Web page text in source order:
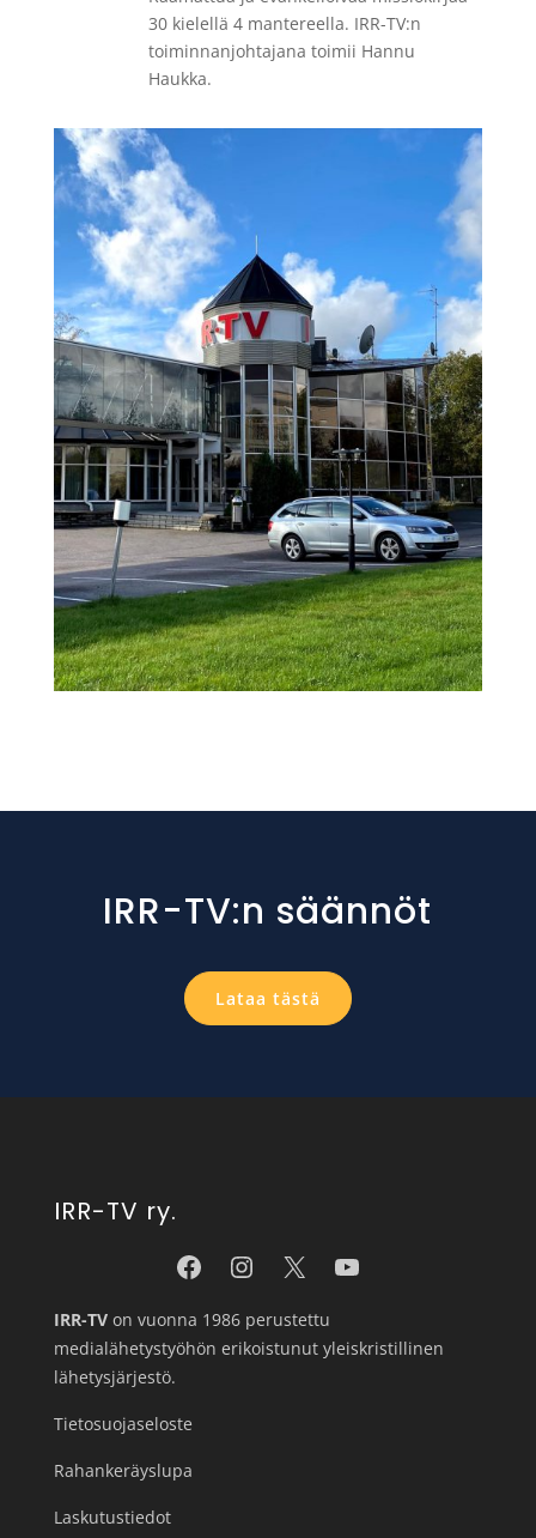
30 kielellä 4 mantereella. IRR-TV:n
toiminnanjohtajana toimii Hannu
Haukka.
IRR-TV:n säännöt
Lataa tästä
IRR-TV ry.
IRR-TVon vuonna 1986 perustettu
medialähetystyöhön erikoistunut yleiskristillinen
lähetysjärjestö.
Tietosuojaseloste
Rahankeräyslupa
Laskutustiedot